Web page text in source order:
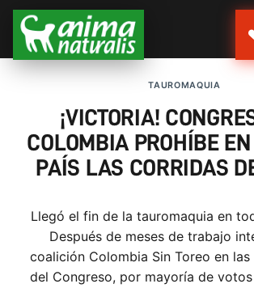
TAUROMAQUIA
¡VICTORIA!
COLOMBIA PROHÍBE EN
PAÍS LAS CORRIDAS
Llegó el fin de la tauromaquia en
Después de meses de trabajo
coalición Colombia Sin Toreo en
del Congreso, por mayoría de